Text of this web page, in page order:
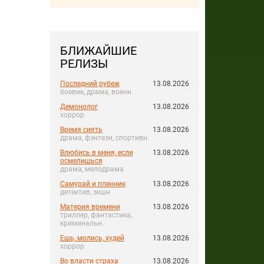
БЛИЖАЙШИЕ
РЕЛИЗЫ
Последний рубеж
боевик, драма, военн.
13.08.2026
Демонолог
хоррор
13.08.2026
Время сиять
драма, фэнтези, спортивн.
13.08.2026
Влюбись в меня, если
осмелишься
драма, мелодрама
13.08.2026
Самурай и пленник
детектив, экшн
13.08.2026
Материя времени
триллер, фантастика,
криминальн.
13.08.2026
Ешь, молись, худей
хоррор
13.08.2026
Во власти страха 13.08.2026